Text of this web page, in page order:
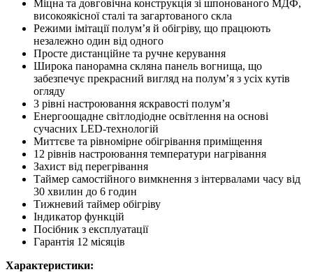
Міцна та довговічна конструкція зі шпонованого МДФ,
високоякісної сталі та загартованого скла
Режими імітації полум’я й обігріву, що працюють
незалежно один від одного
Просте дистанційне та ручне керування
Широка панорамна скляна панель вогнища, що
забезпечує прекрасний вигляд на полум’я з усіх кутів
огляду
3 рівні настроювання яскравості полум’я
Енергоощадне світлодіодне освітлення на основі
сучасних LED-технологій
Миттєве та рівномірне обігрівання приміщення
12 рівнів настроювання температури нагрівання
Захист від перегрівання
Таймер самостійного вимкнення з інтервалами часу від
30 хвилин до 6 годин
Тижневий таймер обігріву
Індикатор функцій
Посібник з експлуатації
Гарантія 12 місяців
Характеристики: